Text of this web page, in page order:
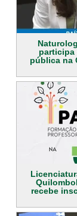
participa
pública na
recebe